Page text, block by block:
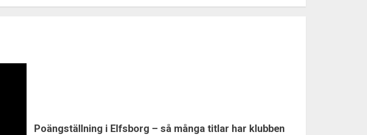
Poängställning i Elfsborg – så många titlar har klubben